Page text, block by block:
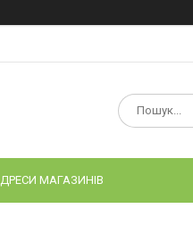
МАГАЗИНІВ